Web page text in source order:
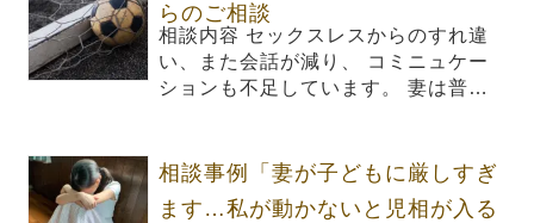
らのご相談
相談内容 セックスレスからのすれ違
い、また会話が減り、 コミニュケー
ションも不足しています。 妻は普…
相談事例「妻が子どもに厳しすぎ
ます…私が動かないと児相が入る